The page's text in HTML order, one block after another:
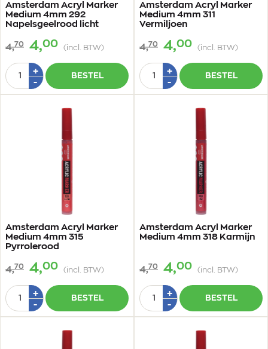
Amsterdam Acryl Marker
Medium 4mm 292
Napelsgeelrood licht
4,70 4,00 (incl. BTW)
Aantal
+Plus
-Min
1
BESTEL
Amsterdam Acryl Marker
Medium 4mm 311
Vermiljoen
4,70 4,00 (incl. BTW)
Aantal
+Plus
-Min
1
BESTEL
Amsterdam Acryl Marker
Medium 4mm 315
Pyrrolerood
4,70 4,00 (incl. BTW)
Aantal
+Plus
-Min
1
BESTEL
Amsterdam Acryl Marker
Medium 4mm 318 Karmijn
4,70 4,00 (incl. BTW)
Aantal
+Plus
-Min
1
BESTEL